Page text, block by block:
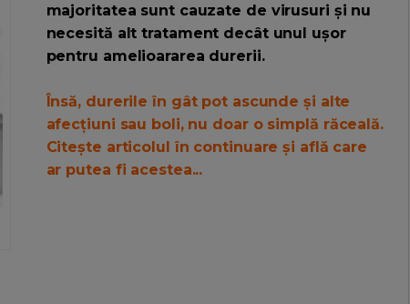
majoritatea sunt cauzate de virusuri și nu
necesită alt tratament decât unul ușor
pentru amelioararea durerii.
Însă, durerile în gât pot ascunde și alte
afecțiuni sau boli, nu doar o simplă răceală.
Citește articolul în continuare și află care
ar putea fi acestea...